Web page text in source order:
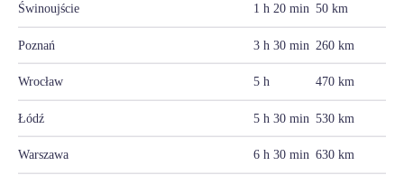
Świnoujście 1 h 20 min 50 km
Poznań 3 h 30 min 260 km
Wrocław 5 h 470 km
Łódź 5 h 30 min 530 km
Warszawa 6 h 30 min 630 km